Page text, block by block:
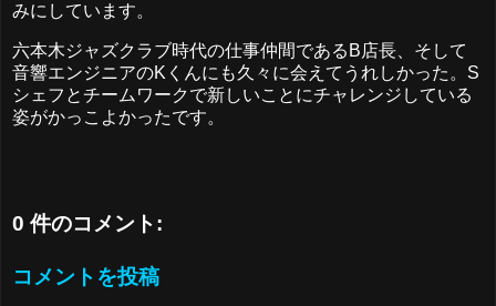
みにしています。
六本木ジャズクラブ時代の仕事仲間であるB店長、そして
音響エンジニアのKくんにも久々に会えてうれしかった。S
シェフとチームワークで新しいことにチャレンジしている
姿がかっこよかったです。
0 件のコメント:
コメントを投稿